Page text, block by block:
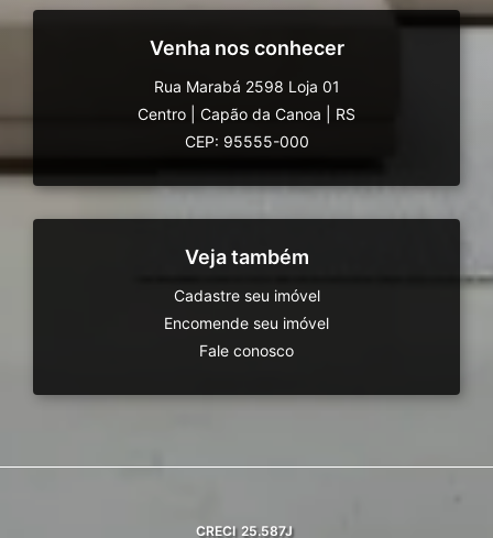
Venha nos conhecer
Rua Marabá 2598 Loja 01
Centro
Capão da Canoa
RS
CEP: 95555-000
Veja também
Cadastre seu imóvel
Encomende seu imóvel
Fale conosco
CRECI 25.587J